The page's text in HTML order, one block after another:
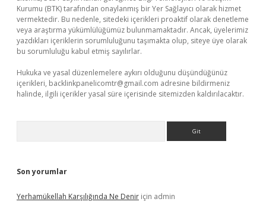
Kurumu (BTK) tarafından onaylanmış bir Yer Sağlayıcı olarak hizmet
vermektedir. Bu nedenle, sitedeki içerikleri proaktif olarak denetleme
veya araştırma yükümlülüğümüz bulunmamaktadır. Ancak, üyelerimiz
yazdıkları içeriklerin sorumluluğunu taşımakta olup, siteye üye olarak
bu sorumluluğu kabul etmiş sayılırlar.
Hukuka ve yasal düzenlemelere aykırı olduğunu düşündüğünüz
içerikleri, backlinkpanelicomtr@gmail.com adresine bildirmeniz
halinde, ilgili içerikler yasal süre içerisinde sitemizden kaldırılacaktır.
Son yorumlar
Yerhamükellah Karşılığında Ne Denir için admin